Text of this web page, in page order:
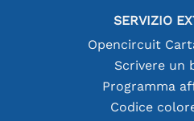
SERVIZIO
Opencircuit
Scrivere un
Programma
Codice